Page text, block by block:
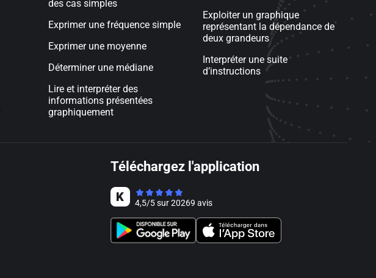
des cas simples
Exprimer une fréquence simple
Exprimer une moyenne
Déterminer une médiane
Lire et interpréter des
informations présentées
graphiquement
Exploiter un graphique
représentant la dépendance de
deux grandeurs
Interpréter une suite
d’instructions
Téléchargez l'application
4,5/5sur20269 avis